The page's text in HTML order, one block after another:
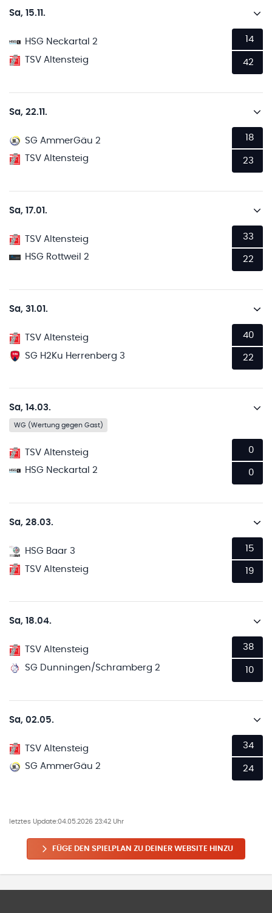
Sa, 15.11.
HSG Neckartal 2
TSV Altensteig
14
42
Sa, 22.11.
SG AmmerGäu 2
TSV Altensteig
18
23
Sa, 17.01.
TSV Altensteig
HSG Rottweil 2
33
22
Sa, 31.01.
TSV Altensteig
SG H2Ku Herrenberg 3
40
22
Sa, 14.03.
WG (Wertung gegen Gast)
TSV Altensteig
HSG Neckartal 2
0
0
Sa, 28.03.
HSG Baar 3
TSV Altensteig
15
19
Sa, 18.04.
TSV Altensteig
SG Dunningen/Schramberg 2
38
10
Sa, 02.05.
TSV Altensteig
SG AmmerGäu 2
34
24
letztes Update:04.05.2026 23:42 Uhr
FÜGE DEN SPIELPLAN ZU DEINER WEBSITE HINZU